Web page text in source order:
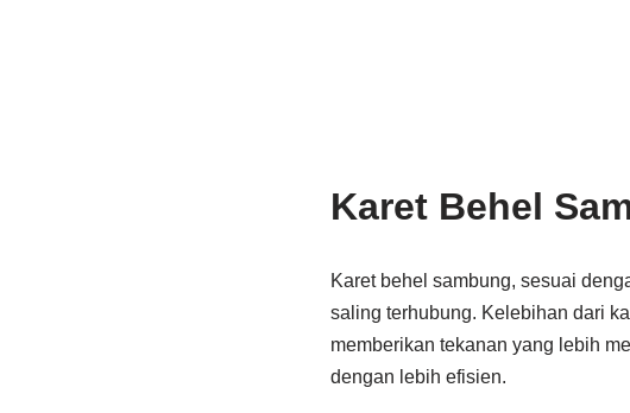
Karet Behel
Karet behel sambung, sesuai
saling terhubung. Kelebihan dari
memberikan tekanan yang lebih
dengan lebih efisien.